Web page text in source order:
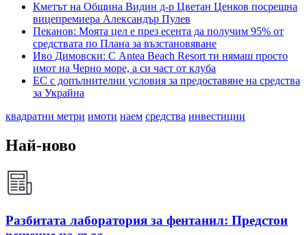
Кметът на Община Видин д-р Цветан Ценков посрещна
вицепремиера Александър Пулев
Пеканов: Моята цел е през есента да получим 95% от
средствата по Плана за възстановяване
Иво Димовски: С Antea Beach Resort ти нямаш просто
имот на Черно море, а си част от клуба
ЕС с допълнителни условия за предоставяне на средства
за Украйна
квадратни метри имоти наем средства инвестиции
Най-ново
Разбитата лаборатория за фентанил: Предстои